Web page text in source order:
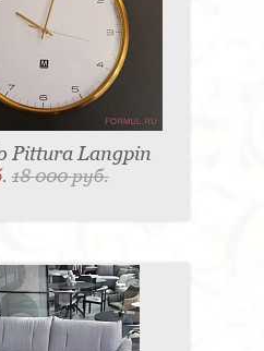
Pittura Langpin
18 000 руб.